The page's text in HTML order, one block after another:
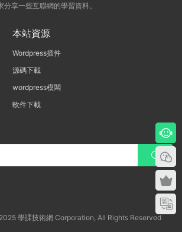
享一些互聯網的學習資料。
本站資源
Wordpress插件
源碼下載
wordpress模闆
軟件下載
學課技術網 Corporation, All Rights Reserved